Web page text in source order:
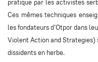
pratique par les activistes
Ces mêmes techniques
les fondateurs d’Otpor dans
Violent Action and
dissidents en herbe.